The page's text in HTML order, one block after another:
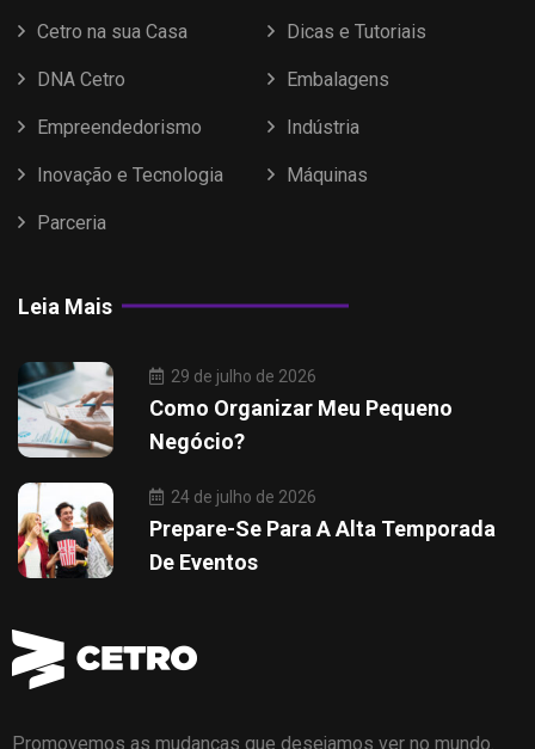
Cetro na sua Casa Dicas e Tutoriais
DNA Cetro Embalagens
Empreendedorismo Indústria
Inovação e Tecnologia Máquinas
Parceria
Leia Mais
29 de julho de 2026
Como Organizar Meu Pequeno
Negócio?
24 de julho de 2026
Prepare-Se Para A Alta Temporada
De Eventos
Promovemos as mudanças que desejamos ver no mundo.